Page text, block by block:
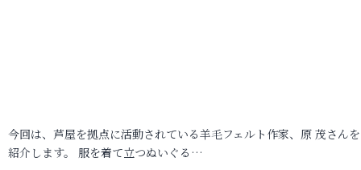
今回は、芦屋を拠点に活動されている羊毛フェルト作家、原 茂さん
紹介します。 服を着て立つぬいぐる…